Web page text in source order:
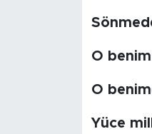
O benim
O
Yüce